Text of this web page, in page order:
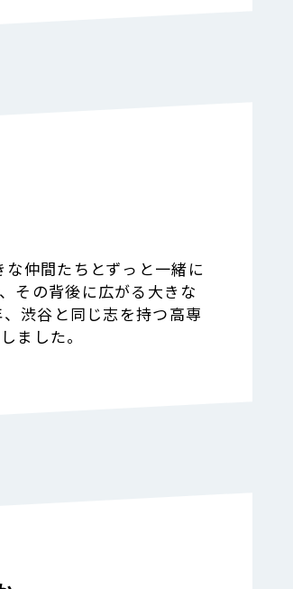
仲間たちとずっと一緒に
その背後に広がる大きな
渋谷と同じ志を持つ高専
ました。